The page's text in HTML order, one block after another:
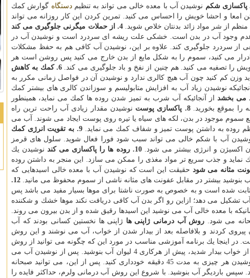
نوشیدن آب با معده خالی می تواند به تنظیمدستگاه گوارش كمك
امعا و احشا خویش را احساس می كنید. تمرین كردن این كار روزانه می تواند
از شر مواد زائد بدنتان خلاص شوید.4. از حملات میگرنی جلوگیری می كند
وجود آب در بدن است. خشكی علت ریشه ای سردرد است و نوشیدن آب در
سردرد جلوگیری كند. علاوه بر این، نوشیدن آب كافی هم به حفظ مشكلات
می كنید، سموم را به شكل مایع از بدن خارج می كنید پس روشن است هر
را تصفیه می كنید. هم چنین از نفخ و باد جلوگیری می كند. 6. كمك به كاهش
وزن كم كنید چون آب هیچ كالری ندارد و نوشیدن آن در فواصل زمانی مكرر به
نوشیدن زیاد آب به افزایش متابولیسم و سوزاندن كالری های بیشتر كمك
از آنجائیكه آب شرب به تمیز شدن روده ها كمك می نماید، همینطور
را بموقع بخورید.8. پاكسازی پوست
نوشیدن مقدار زیادی آب راحت ترین راه
موجود در بدن، لكه های سیاه یا تیره روی پوست ایجاد می شوند. آب می
روده به داشتن پوست تمیز و شفاف كمك می نماید. 9. به تقویت انرژی كمك
آب با شكم خالی می تواند سبب شود فورا فعال شوید. سلول های قرمز
اكسیژن و انرژی بیشتر می شود.10. روده ها را پاكسازی می كند
نوشیدن یك
نماید و جذب سریع تر مواد مغذی را ممكن می سازد. این منجر به داشتن روده
حقیقت این است كه نوشیدن آب با معده خالی اسیدهایی كه
بنوشید بیشتر در مقابل عفونت های مثانه ناشی از سموم محفوظ می مانید.
12.
شده است و به خصوص به صورت ناشتا برای موها بسیار مفید می باشد پس
می دهد؛ ازاین رو اگر بدن آب كافی دریافت نكند موها خشك و شكننده
با معده خالی آب می نوشید این اسیدها رقیق شده و از بدن بیرون می روند.
می شود. روش آب درمانی ژاپنی ها ژاپنی ها نخستین كسانی بودند كه آب
پیروی كردند و بلافاصله بعد از بیدار شدن از خواب، آب می نوشند و این روش
اینجا یك برنامه آموزشی مناسب در مورد این كه چگونه می توانید از روش
آب درمانی پیروی كنید، آورده شده است. به محض اینكه بامداد از خواب بیدار شدید، پیش از هركاری 4 لیوان آب بنوشید. پس از نوشیدن آب می
های خویش را تمیز و مسواك بزنید. از خوردن یا نوشیدن هر چیزی به مدت 45 دقیقه خودداری كنید. پس از این، می توانید صبحانه
باردیگر آب بنوشید. با شروع این روش آب درمانی ولرم، حداكثر فایده را